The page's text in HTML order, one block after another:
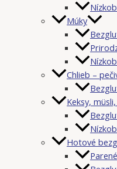
Múky
Chlieb –
Keksy,
Hotové